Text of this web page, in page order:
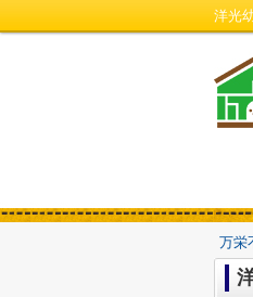
洋光
万栄